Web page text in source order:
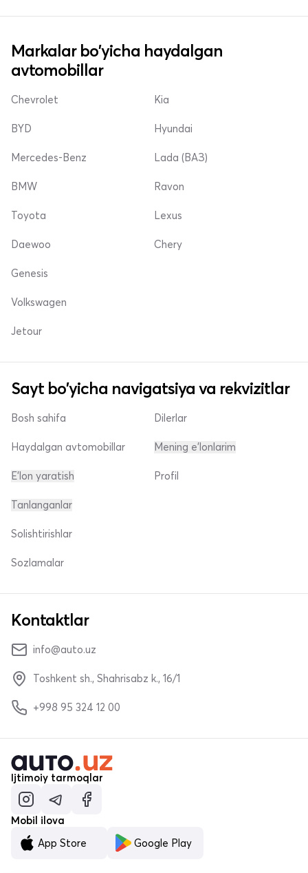
Markalar bo'yicha haydalgan
avtomobillar
Chevrolet
BYD
Mercedes-Benz
Kia
Hyundai
Lada (ВАЗ)
BMW
Toyota
Daewoo
Ravon
Lexus
Chery
Genesis
Volkswagen
Jetour
Sayt bo'yicha navigatsiya va rekvizitlar
Bosh sahifa
Haydalgan avtomobillar
E'lon yaratish
Dilerlar
Mening e'lonlarim
Profil
Tanlanganlar
Solishtirishlar
Sozlamalar
Kontaktlar
info@auto.uz
Toshkent sh., Shahrisabz k., 16/1
+998 95 324 12 00
Ijtimoiy tarmoqlar
Mobil ilova
App Store
Google Play